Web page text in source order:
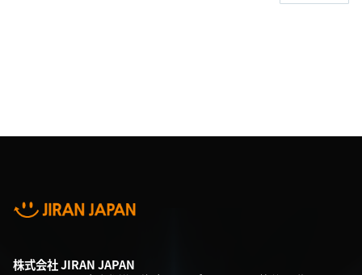
株式会社 JIRAN JAPAN